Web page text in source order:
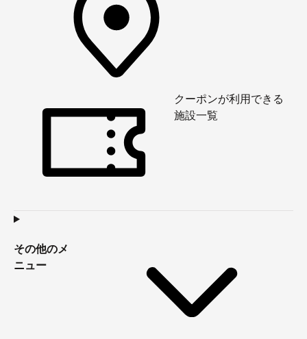
クーポンが利用できる
施設一覧
その他のメ
ニュー